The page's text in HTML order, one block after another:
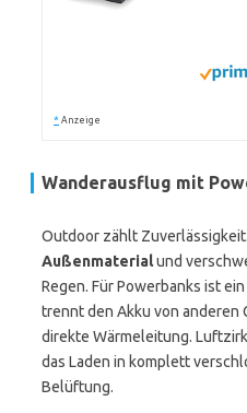
* Anzeige
Wanderausflug mit
Outdoor zählt
Außenmaterialund
Regen. Für Powerbanks ist ein
trennt den Akku von anderen
direkte Wärmeleitung.
das Laden in komplett
Belüftung.